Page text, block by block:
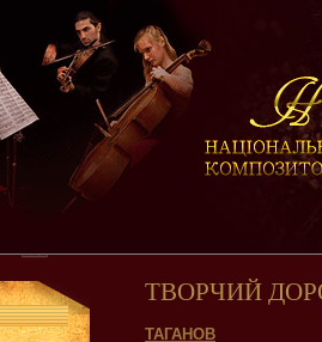
ТВОРЧИЙ
ТАГАНОВ